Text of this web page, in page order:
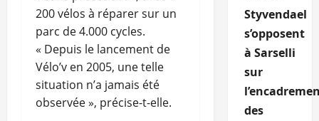
200 vélos à réparer sur un
parc de 4.000 cycles.
« Depuis le lancement de
Vélo’v en 2005, une telle
situation n’a jamais été
observée », précise-t-elle.
Styvendael
s’opposent
à Sarselli
sur
des